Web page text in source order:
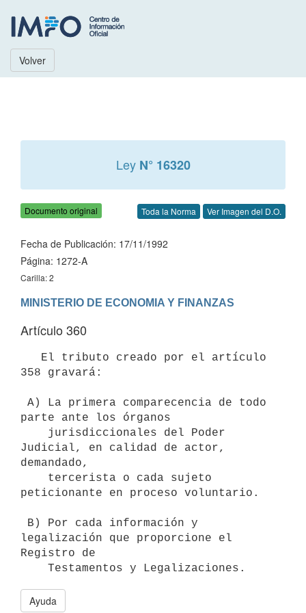
Volver
Ley N° 16320
Documento original Toda la Norma Ver Imagen del D.O.
Fecha de Publicación: 17/11/1992
Página: 1272-A
Carilla: 2
MINISTERIO DE ECONOMIA Y FINANZAS
Artículo 360
358 gravará:
parte ante los órganos
Judicial, en calidad de actor,
demandado,
peticionante en proceso voluntario.
legalización que proporcione el
Registro de
Ayuda